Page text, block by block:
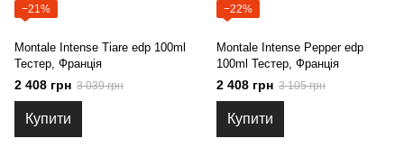
−21%
Montale Intense Tiare edp 100ml
Тестер, Франція
2 408 грн 3 039 грн
Купити
−22%
Montale Intense Pepper edp
100ml Тестер, Франція
2 408 грн 3 105 грн
Купити